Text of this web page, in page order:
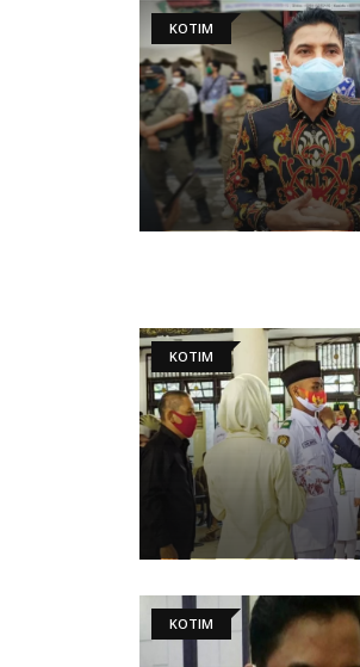
KOTIM
KOTIM
KOTIM